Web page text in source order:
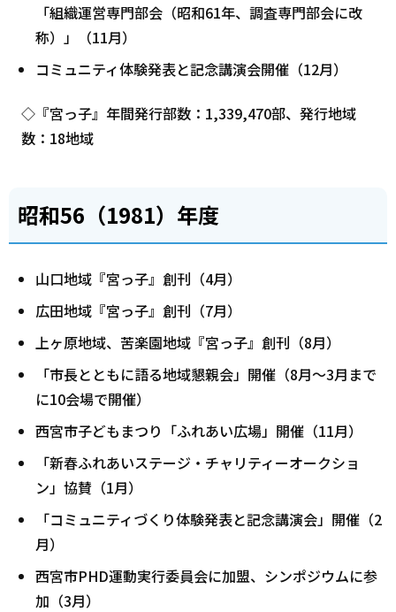
「組織運営専門部会（昭和61年、調査専門部会に改
称）」（11月）
コミュニティ体験発表と記念講演会開催（12月）
◇『宮っ子』年間発行部数：1,339,470部、発行地域
数：18地域
昭和56（1981）年度
山口地域『宮っ子』創刊（4月）
広田地域『宮っ子』創刊（7月）
上ヶ原地域、苦楽園地域『宮っ子』創刊（8月）
「市長とともに語る地域懇親会」開催（8月～3月まで
に10会場で開催）
西宮市子どもまつり「ふれあい広場」開催（11月）
「新春ふれあいステージ・チャリティーオークショ
ン」協賛（1月）
「コミュニティづくり体験発表と記念講演会」開催（2
月）
西宮市PHD運動実行委員会に加盟、シンポジウムに参
加（3月）